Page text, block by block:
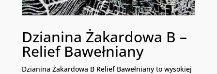
Dzianina Żakardowa B –
Relief Bawełniany
Dzianina Żakardowa B Relief Bawełniany to wysokiej